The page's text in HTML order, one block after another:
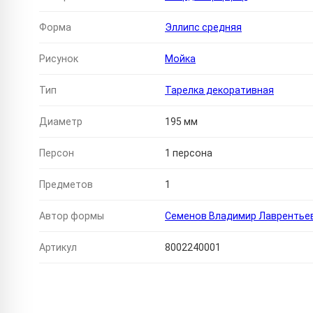
Форма Эллипс средняя
Рисунок Мойка
Тип Тарелка декоративная
Диаметр 195 мм
Персон 1 персона
Предметов 1
Автор формы Семенов Владимир
Артикул 8002240001